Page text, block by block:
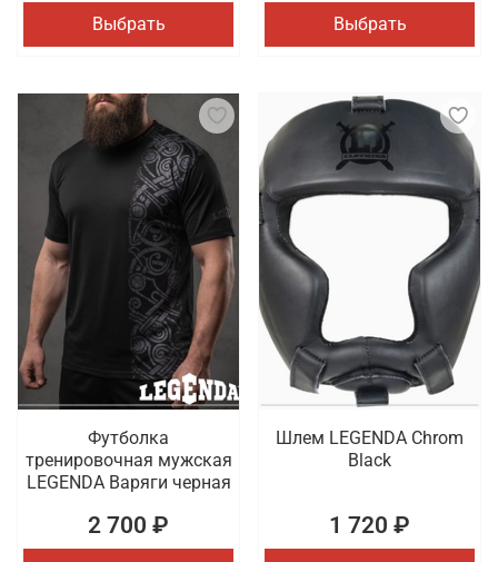
Выбрать Выбрать
Футболка
тренировочная мужская
LEGENDA Варяги черная
2 700 ₽
Шлем LEGENDA Chrom
Black
1 720 ₽